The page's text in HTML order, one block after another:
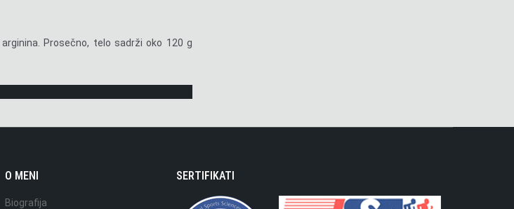
Prosečno, telo sadrži oko 120 g
O MENI
Biografija
SERTIFIKATI